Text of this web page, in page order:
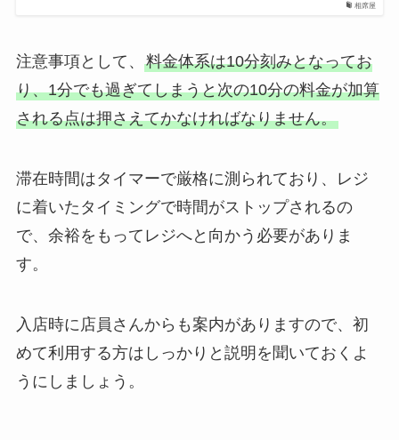
相席屋
注意事項として、 料金体系は10分刻みとなってお
り、1分でも過ぎてしまうと次の10分の料金が加算
される点は押さえてかなければなりません。
滞在時間はタイマーで厳格に測られており、レジ
に着いたタイミングで時間がストップされるの
で、余裕をもってレジへと向かう必要がありま
す。
入店時に店員さんからも案内がありますので、初
めて利用する方はしっかりと説明を聞いておくよ
うにしましょう。